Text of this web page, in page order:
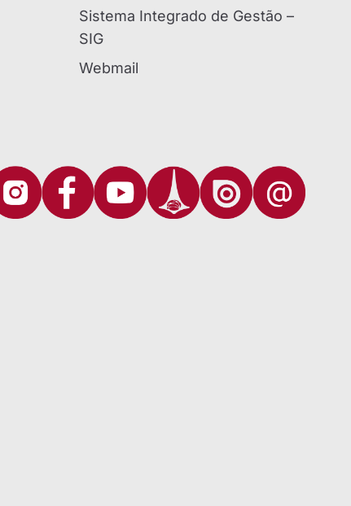
Sistema Integrado de Gestão –
SIG
Webmail